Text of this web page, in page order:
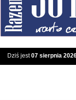
Dziś jest07 sierpnia